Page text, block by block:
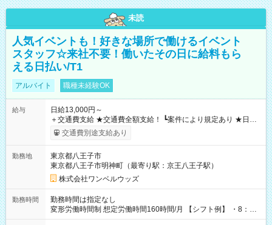
未読
人気イベントも！好きな場所で働けるイベント
スタッフ☆来社不要！働いたその日に給料もら
える日払い/T1
アルバイト 職種未経験OK
給与
日給13,000円～
＋交通費支給 ★交通費全額支給！ ┗案件により規定あり ★日払
いOK！（規定あり） ┗働いたその日に現金GET♪ お仕事後はコ
ンビニATMから 日払い分を引き落とせます！ 【試用期間】試
交通費別途支給あり
勤務地
東京都八王子市
東京都八王子市明神町（最寄り駅：京王八王子駅）
株式会社ワンベルウッズ
勤務時間
勤務時間は指定なし
変形労働時間制 想定労働時間160時間/月 【シフト例】 ・8：00
～21：00